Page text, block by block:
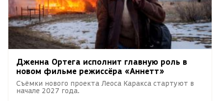
Дженна Ортега исполнит главную роль в
новом фильме режиссёра «Аннетт»
Съёмки нового проекта Леоса Каракса стартуют в
начале 2027 года.